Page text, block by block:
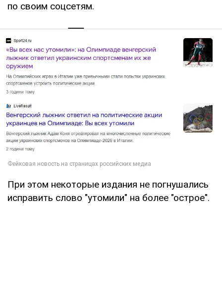
по своим соцсетям.
При этом некоторые издания не погнушались
исправить слово "утомили" на более "острое".